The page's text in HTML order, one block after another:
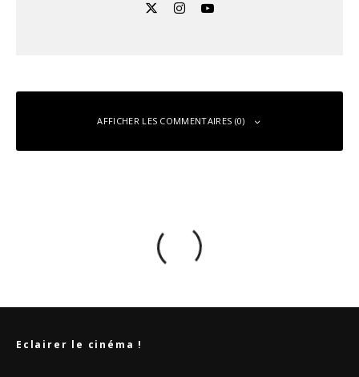
AFFICHER LES COMMENTAIRES (0)
Eclairer le cinéma !